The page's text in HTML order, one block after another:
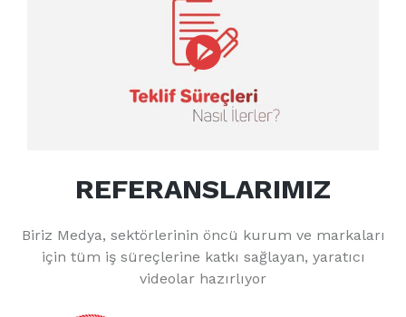
REFERANSLARIMIZ
Biriz Medya, sektörlerinin öncü kurum ve markaları
için tüm iş süreçlerine katkı sağlayan, yaratıcı
videolar hazırlıyor